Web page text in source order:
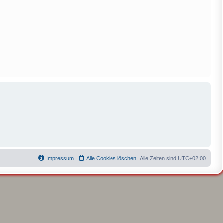
Alle Zeiten sind UTC+02:00
Alle Cookies löschen
Impressum